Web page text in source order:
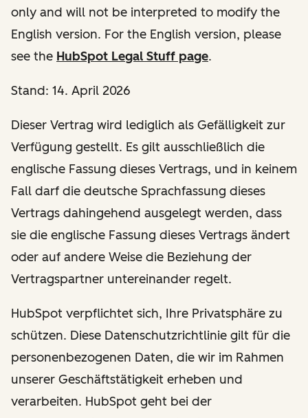
only and will not be interpreted to modify the
English version. For the English version, please
see the HubSpot Legal Stuff page.
Stand: 14. April 2026
Dieser Vertrag wird lediglich als Gefälligkeit zur
Verfügung gestellt. Es gilt ausschließlich die
englische Fassung dieses Vertrags, und in keinem
Fall darf die deutsche Sprachfassung dieses
Vertrags dahingehend ausgelegt werden, dass
sie die englische Fassung dieses Vertrags ändert
oder auf andere Weise die Beziehung der
Vertragspartner untereinander regelt.
HubSpot verpflichtet sich, Ihre Privatsphäre zu
schützen. Diese Datenschutzrichtlinie gilt für die
personenbezogenen Daten, die wir im Rahmen
unserer Geschäftstätigkeit erheben und
verarbeiten. HubSpot geht bei der